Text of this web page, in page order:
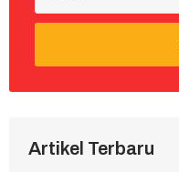
Artikel Terbaru